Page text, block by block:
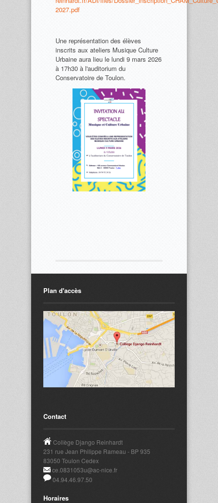
2027.pdf
Une représentation des élèves
inscrits aux ateliers Musique Culture
Urbaine aura lieu le lundi 9 mars 2026
à 17h30 à l'auditorium du
Conservatoire de Toulon.
Plan d'accès
Contact
Collège Django Reinhardt
231 rue Jean Philippe Rameau - BP 935
83050 Toulon Cedex
ce.0831053u@ac-nice.fr
04.94.46.97.50
Horaires